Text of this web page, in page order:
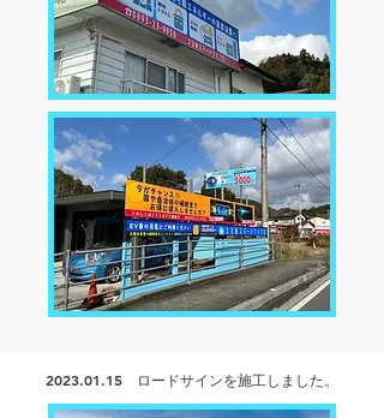
2023.01.15 ロードサインを施工しました。